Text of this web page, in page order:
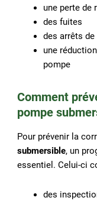
une perte de
des fuites
des arrêts
une
pompe
Comment
pompe
Pour prévenir la
submersible, un
essentiel. Celui-ci
des